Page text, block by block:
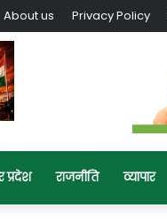
About us Privacy Policy
प्रदेश राजनीति व्यापार